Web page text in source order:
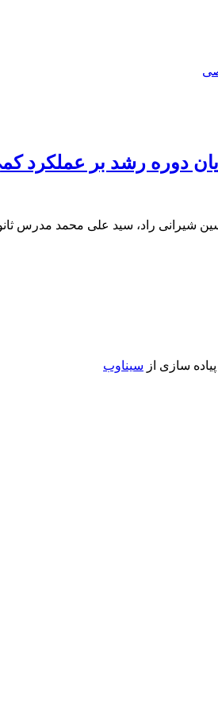
دوره رشد بر عملکرد کمی
شیرانی راد، سید علی محمد مدرس
سازی از سیناوب